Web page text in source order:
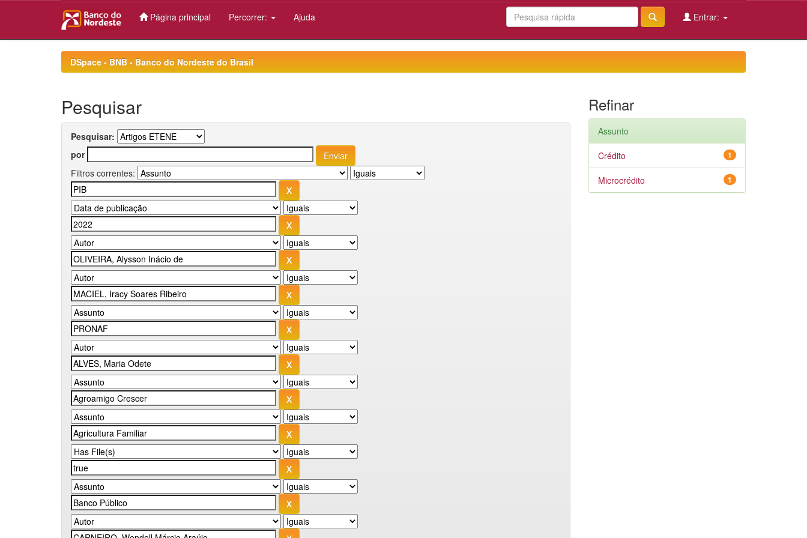
Página principal Percorrer: Ajuda Entrar:
DSpace - BNB - Banco do Nordeste do Brasil
Pesquisar
Pesquisar:
por
Filtros correntes:
Refinar
Assunto
1
Crédito
1
Microcrédito